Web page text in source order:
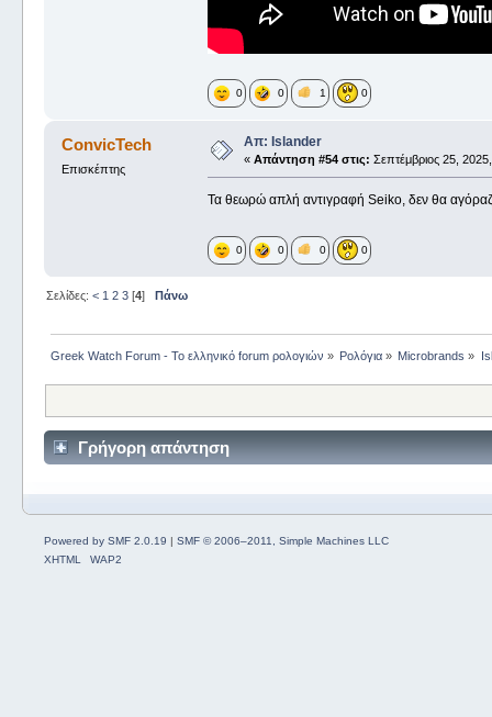
0 0 1 0
ConvicTech
Επισκέπτης
Απ: Islander
« Απάντηση #54 στις: Σεπτέμβριος 25,
Τα θεωρώ απλή αντιγραφή Seiko, δεν θα
0 0 0 0
Σελίδες: < 1 2 3[4] Πάνω
Greek Watch Forum - Το ελληνικό forum ρολογιών » Ρολόγια » Microbrands »
Γρήγορη απάντηση
Powered by SMF 2.0.19 | SMF © 2006–2011, Simple Machines LLC
XHTML
WAP2